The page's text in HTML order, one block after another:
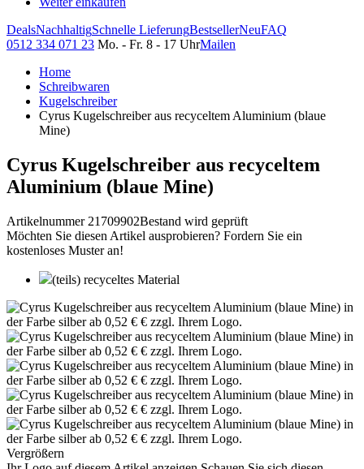
DealsNachhaltigSchnelle LieferungBestsellerNeuFAQ
0512 334 071 23 Mo. - Fr. 8 - 17 UhrMailen
Home
Schreibwaren
Kugelschreiber
Cyrus Kugelschreiber aus recyceltem Aluminium (blaue
Mine)
Cyrus Kugelschreiber aus recyceltem
Aluminium (blaue Mine)
Artikelnummer 21709902Bestand wird geprüft
Möchten Sie diesen Artikel ausprobieren? Fordern Sie ein
kostenloses Muster an!
(teils) recyceltes Material
Vergrößern